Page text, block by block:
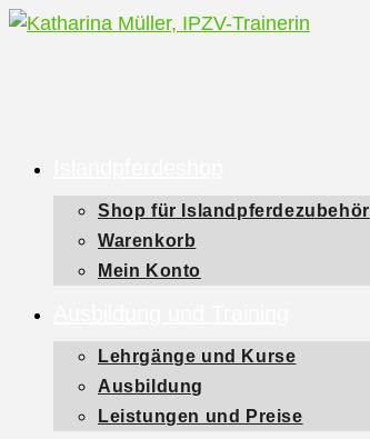
Zum
Shop für Islandpferdezubehör
Warenkorb
Mein Konto
Lehrgänge und Kurse
Ausbildung
Leistungen und Preise